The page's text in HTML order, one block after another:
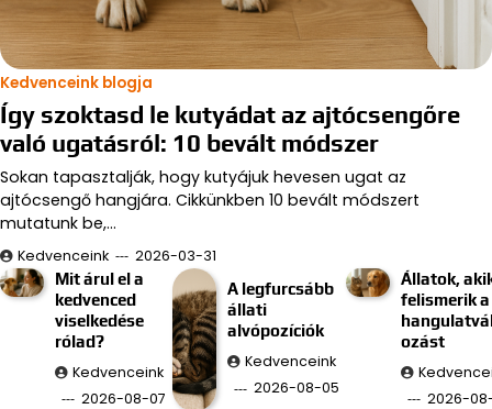
Kedvenceink blogja
Így szoktasd le kutyádat az ajtócsengőre
való ugatásról: 10 bevált módszer
Sokan tapasztalják, hogy kutyájuk hevesen ugat az
ajtócsengő hangjára. Cikkünkben 10 bevált módszert
mutatunk be,…
Kedvenceink
2026-03-31
Mit árul el a
kedvenced
viselkedése
rólad?
Kedvenceink
2026-08-07
A legfurcsább
állati
alvópozíciók
Kedvenceink
2026-08-05
Állatok,
felismerik a
ozást
2026-